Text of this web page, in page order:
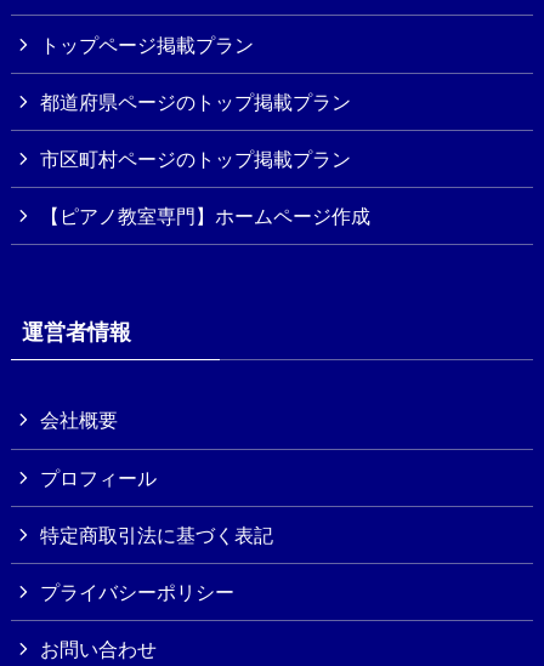
トップページ掲載プラン
都道府県ページのトップ掲載プラン
市区町村ページのトップ掲載プラン
【ピアノ教室専門】ホームページ作成
運営者情報
会社概要
プロフィール
特定商取引法に基づく表記
プライバシーポリシー
お問い合わせ